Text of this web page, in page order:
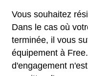
Vous souhaitez
Dans le cas où
terminée, il vous
équipement à
d'engagement